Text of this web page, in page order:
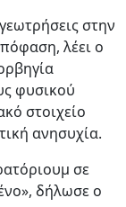
στην
λέει ο
φυσικού
στοιχείο
ανησυχία.
σε
δήλωσε ο